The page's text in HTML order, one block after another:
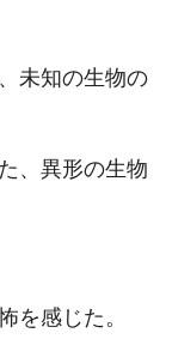
未知の生物の
、異形の生物
を感じた。